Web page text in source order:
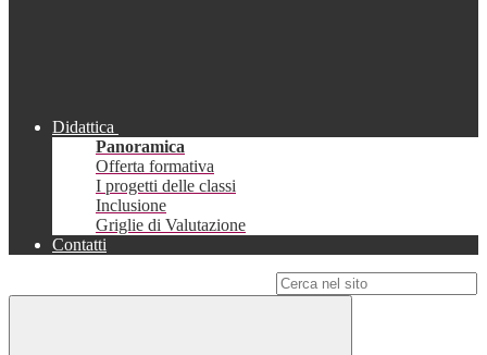
Didattica
Panoramica
Offerta formativa
I progetti delle classi
Inclusione
Griglie di Valutazione
Contatti